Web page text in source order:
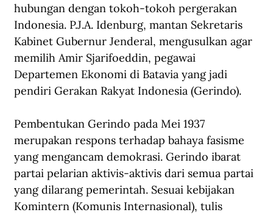
hubungan dengan tokoh-tokoh pergerakan
Indonesia. P.J.A. Idenburg, mantan Sekretaris
Kabinet Gubernur Jenderal, mengusulkan agar
memilih Amir Sjarifoeddin, pegawai
Departemen Ekonomi di Batavia yang jadi
pendiri Gerakan Rakyat Indonesia (Gerindo).
Pembentukan Gerindo pada Mei 1937
merupakan respons terhadap bahaya fasisme
yang mengancam demokrasi. Gerindo ibarat
partai pelarian aktivis-aktivis dari semua partai
yang dilarang pemerintah. Sesuai kebijakan
Komintern (Komunis Internasional), tulis